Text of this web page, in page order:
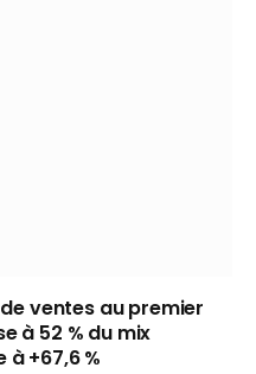
de ventes au premier
à 52 % du mix
+67,6 %